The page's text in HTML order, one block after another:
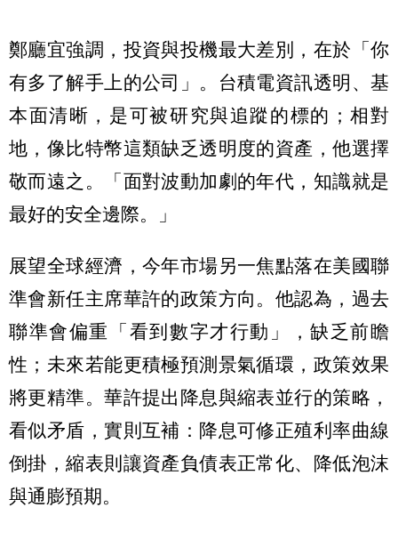
鄭廳宜強調，投資與投機最大差別，在於「你
有多了解手上的公司」。台積電資訊透明、基
本面清晰，是可被研究與追蹤的標的；相對
地，像比特幣這類缺乏透明度的資產，他選擇
敬而遠之。「面對波動加劇的年代，知識就是
最好的安全邊際。」
展望全球經濟，今年市場另一焦點落在美國聯
準會新任主席華許的政策方向。他認為，過去
聯準會偏重「看到數字才行動」，缺乏前瞻
性；未來若能更積極預測景氣循環，政策效果
將更精準。華許提出降息與縮表並行的策略，
看似矛盾，實則互補：降息可修正殖利率曲線
倒掛，縮表則讓資產負債表正常化、降低泡沫
與通膨預期。